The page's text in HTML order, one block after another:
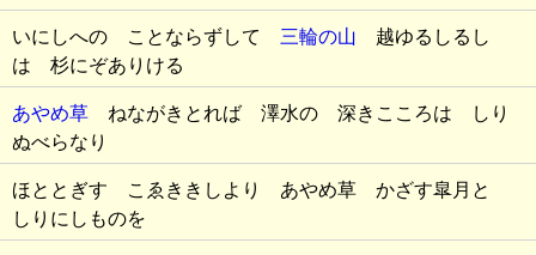
いにしへの ことならずして 三輪の山 越ゆるしるし
は 杉にぞありける
あやめ草 ねながきとれば 澤水の 深きこころは しり
ぬべらなり
ほととぎす こゑききしより あやめ草 かざす皐月と
しりにしものを